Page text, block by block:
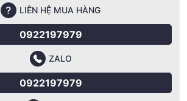
LIÊN HỆ MUA HÀNG
0922197979
ZALO
0922197979